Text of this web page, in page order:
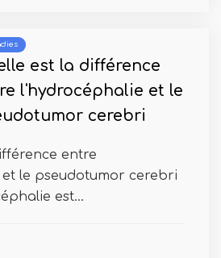
est la différence
l'hydrocéphalie et le
cerebri
entre
le pseudotumor cerebri
est...